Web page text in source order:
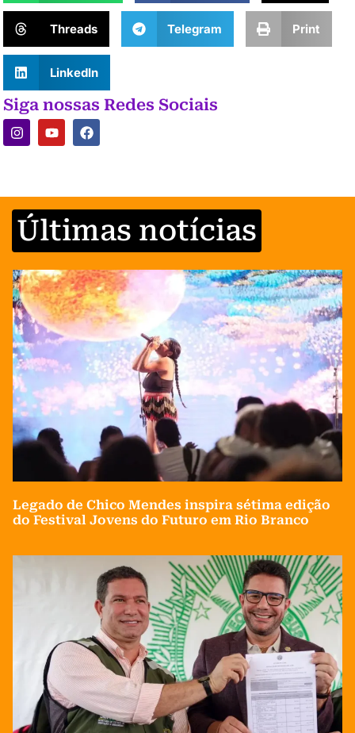
Threads Telegram Print
LinkedIn
Siga nossas Redes Sociais
Últimas notícias
Legado de Chico Mendes inspira sétima edição
do Festival Jovens do Futuro em Rio Branco